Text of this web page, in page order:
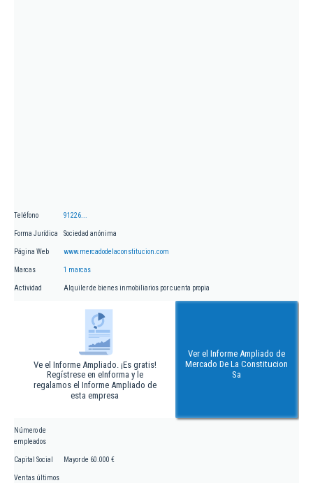
Teléfono 91226...
Forma Jurídica Sociedad anónima
Página Web www.mercadodelaconstitucion.com
Marcas 1 marcas
Actividad Alquiler de bienes inmobiliarios por cuenta propia
Ve el Informe Ampliado. ¡Es gratis!
Regístrese en eInforma y le
regalamos el Informe Ampliado de
esta empresa
Ver el Informe Ampliado de
Mercado De La Constitucion
Sa
Número de
empleados
Capital Social Mayor de 60.000 €
Ventas últimos